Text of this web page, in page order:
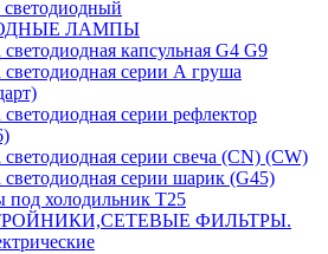
ЛАМПЫ
капсульная G4 G9
серии А груша
серии рефлектор
серии свеча (CN) (CW)
серии шарик (G45)
под холодильник T25
ФИЛЬТРЫ.